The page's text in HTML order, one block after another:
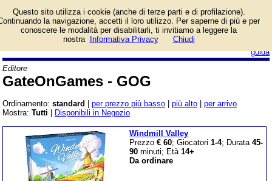
guida
Catalogo prodotti
GateOnGames - GOG
con informazioni e
prezzi. Giochi da Tavolo in vendita.
Editore
GateOnGames - GOG
Ordinamento: standard per prezzo più basso più alto
per arrivo
Mostra: Tutti Disponibili in Negozio
Windmill Valley
Prezzo € 60; Giocatori 1-4; Durata 45-
90 minuti; Età 14+
Da ordinare
Questo sito utilizza i cookie (anche di terze parti e di profilazione).
la navigazione, accetti il loro utilizzo. Per saperne di più e per
conoscere le modalità per disabilitarli, ti invitiamo a leggere la
nostra
Informativa Privacy Chiudi